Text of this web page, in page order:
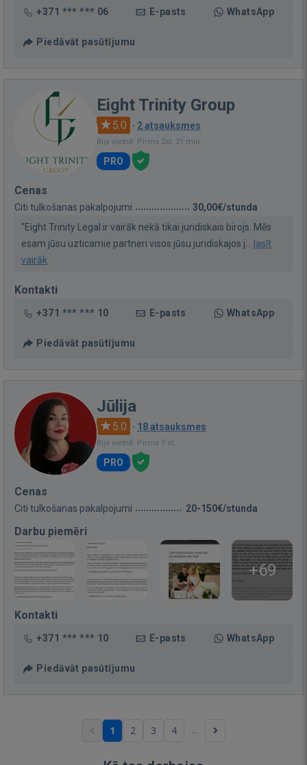
+371 *** *** 06 E-pasts WhatsApp
Piedāvāt pasūtījumu
Eight Trinity Group
5.0 · 2 atsauksmes
Bija vietnē: Pirms 2st. 21 min.
PRO
Cenas
Citi tulkošanas pakalpojumi
30,00€/stunda
"Eight Trinity Legal ir vairāk nekā tikai juridiskais birojs. Mēs
esam jūsu uzticamie partneri visos jūsu juridiskajos j... lasīt
vairāk
Kontakti
+371 *** *** 10 E-pasts WhatsApp
Piedāvāt pasūtījumu
Jūlija
5.0 · 18 atsauksmes
Bija vietnē: Pirms 9 st.
PRO
Cenas
Citi tulkošanas pakalpojumi 20-150€/stunda
Darbu piemēri
+69
Kontakti
+371 *** *** 10 E-pasts WhatsApp
Piedāvāt pasūtījumu
1 2 3 4 ...